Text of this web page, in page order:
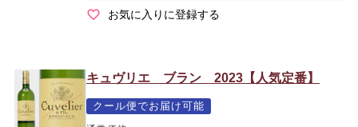
お気に入りに登録する
キュヴリエ ブラン 2023【人気定番】
クール便でお届け可能